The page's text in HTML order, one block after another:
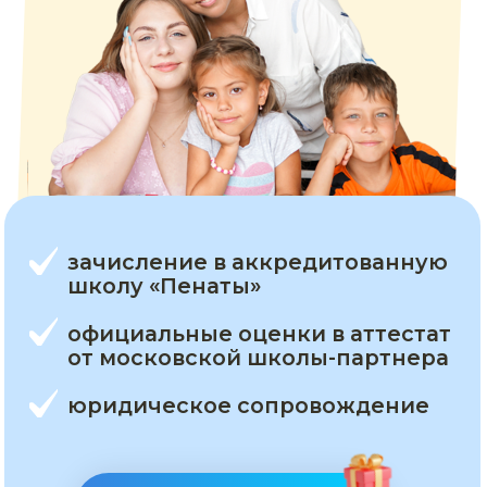
юридическое сопровождение
официальные оценки в аттестат
от московской школы-партнера
зачисление в аккредитованную
школу «Пенаты»